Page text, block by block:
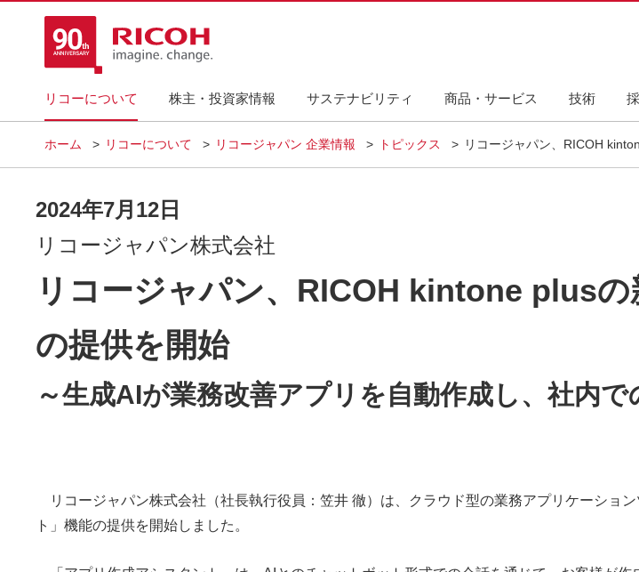
リコーについて 株主・投資家情報 サステナビリティ 商品・サービス 技術
ホーム リコーについて リコージャパン 企業情報 トピックス リコージャパン、RICOH
2024年7月12日
リコージャパン株式会社
リコージャパン、RICOH kintone plusの
の提供を開始
～生成AIが業務改善アプリを自動作成し、社内で
リコージャパン株式会社（社長執行役員：笠井 徹）は、クラウド型の業務アプリケーショ
ト」機能の提供を開始しました。